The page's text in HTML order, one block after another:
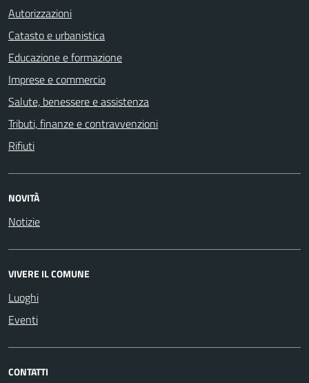
Autorizzazioni
Catasto e urbanistica
Educazione e formazione
Imprese e commercio
Salute, benessere e assistenza
Tributi, finanze e contravvenzioni
Rifiuti
NOVITÀ
Notizie
VIVERE IL COMUNE
Luoghi
Eventi
CONTATTI